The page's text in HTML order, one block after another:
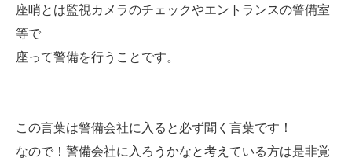
座哨とは監視カメラのチェックやエントランスの警備室
等で
座って警備を行うことです。
この言葉は警備会社に入ると必ず聞く言葉です！
なので！警備会社に入ろうかなと考えている方は是非覚